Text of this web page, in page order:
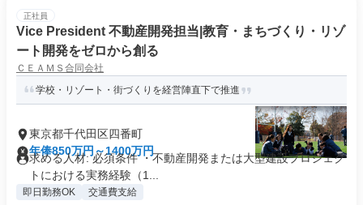
正社員
Vice President 不動産開発担当|教育・まちづくり・リゾ
ート開発をゼロから創る
ＣＥＡＭＳ合同会社
学校・リゾート・街づくりを経営陣直下で推進
東京都千代田区四番町
年俸850万円～1400万円
求める人材: 必須条件 ・不動産開発または大型建設プロジェク
トにおける実務経験（1...
即日勤務OK 交通費支給